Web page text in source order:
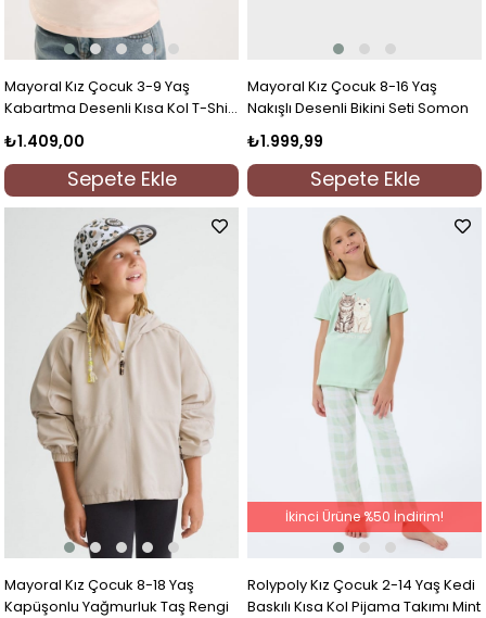
Mayoral Kız Çocuk 3-9 Yaş
Kabartma Desenli Kısa Kol T-Shirt
Somon
₺1.409,00
Sepete Ekle
Mayoral Kız Çocuk 8-16 Yaş
Nakışlı Desenli Bikini Seti Somon
₺1.999,99
Sepete Ekle
Mayoral Kız Çocuk 8-18 Yaş
Kapüşonlu Yağmurluk Taş Rengi
Rolypoly Kız Çocuk 2-14 Yaş Kedi
Baskılı Kısa Kol Pijama Takımı Mint
İkinci Ürüne %50 İndirim!